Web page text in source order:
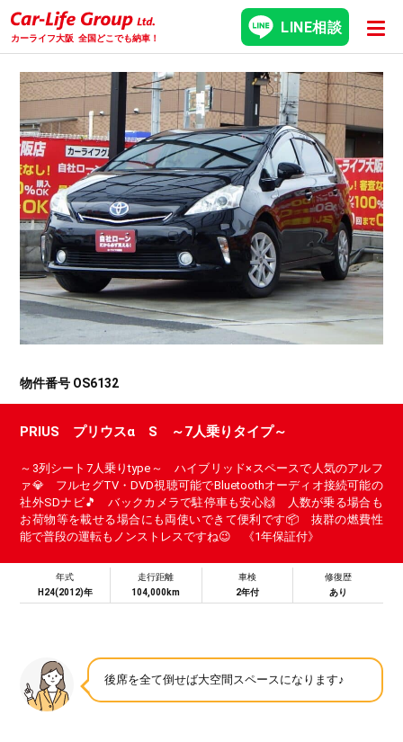
カーライフ大阪 全国どこでも納車！
LINE相談
物件番号 OS6132
PRIUS プリウスα S ～7人乗りタイプ～
～3列シート7人乗りtype～ ハイブリッド×スペースで人気のアルフ
ァ💎 フルセグTV・DVD視聴可能でBluetoothオーディオ接続可能の
社外SDナビ🎵 バックカメラで駐停車も安心🙌 人数が乗る場合も
お荷物等を載せる場合にも両使いできて便利です📦 抜群の燃費性
能で普段の運転もノンストレスですね😉 《1年保証付》
年式
H24(2012)年
走行距離
104,000km
車検
2年付
修復歴
あり
後席を全て倒せば大空間スペースになります♪